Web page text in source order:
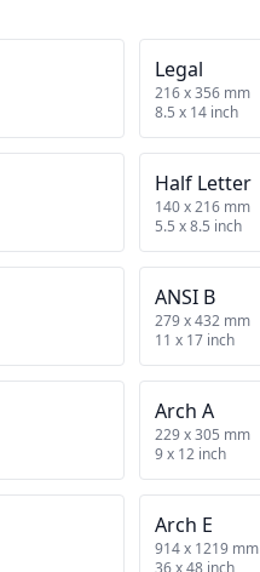
Legal
216 x 356 mm
8.5 x 14 inch
Half Letter
140 x 216 mm
5.5 x 8.5 inch
ANSI B
279 x 432 mm
11 x 17 inch
Arch A
229 x 305 mm
9 x 12 inch
Arch E
914 x 1219 mm
36 x 48 inch